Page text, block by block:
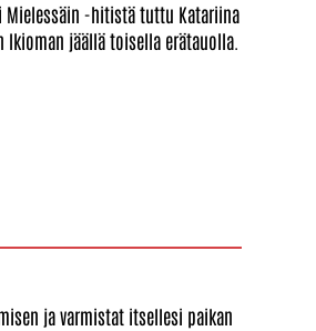
Mielessäin -hitistä tuttu Katariina
jäällä toisella erätauolla.
ja varmistat itsellesi paikan